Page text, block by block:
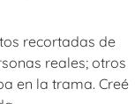
recortadas de
reales; otros
en la trama. Creé